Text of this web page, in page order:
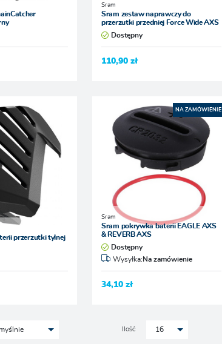
Sram
Sram zestaw naprawczy do
przerzutki przedniej Force Wide AXS
Dostępny
110,90 zł
przerzutki tylnej
NA ZAMÓWIENIE
Sram
Sram pokrywka baterii EAGLE AXS
& REVERB AXS
Dostępny
Wysyłka:Na zamówienie
34,10 zł
Ilość 16